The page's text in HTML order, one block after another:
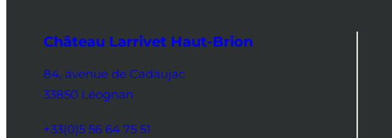
Château Larrivet Haut-Brion
84, avenue de Cadaujac
33850 Léognan
+33(0)5 56 64 75 51